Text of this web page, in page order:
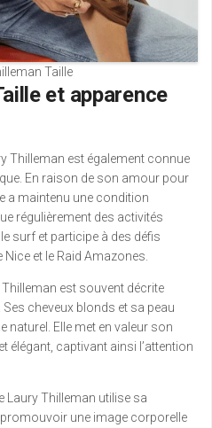
Taille
et apparence
Thilleman est également connue
En raison de son amour pour
a maintenu une condition
régulièrement des activités
surf et participe à des défis
et le Raid Amazones.
Thilleman est souvent décrite
cheveux blonds et sa peau
naturel. Elle met en valeur son
élégant, captivant ainsi l’attention
Laury Thilleman utilise sa
une image corporelle